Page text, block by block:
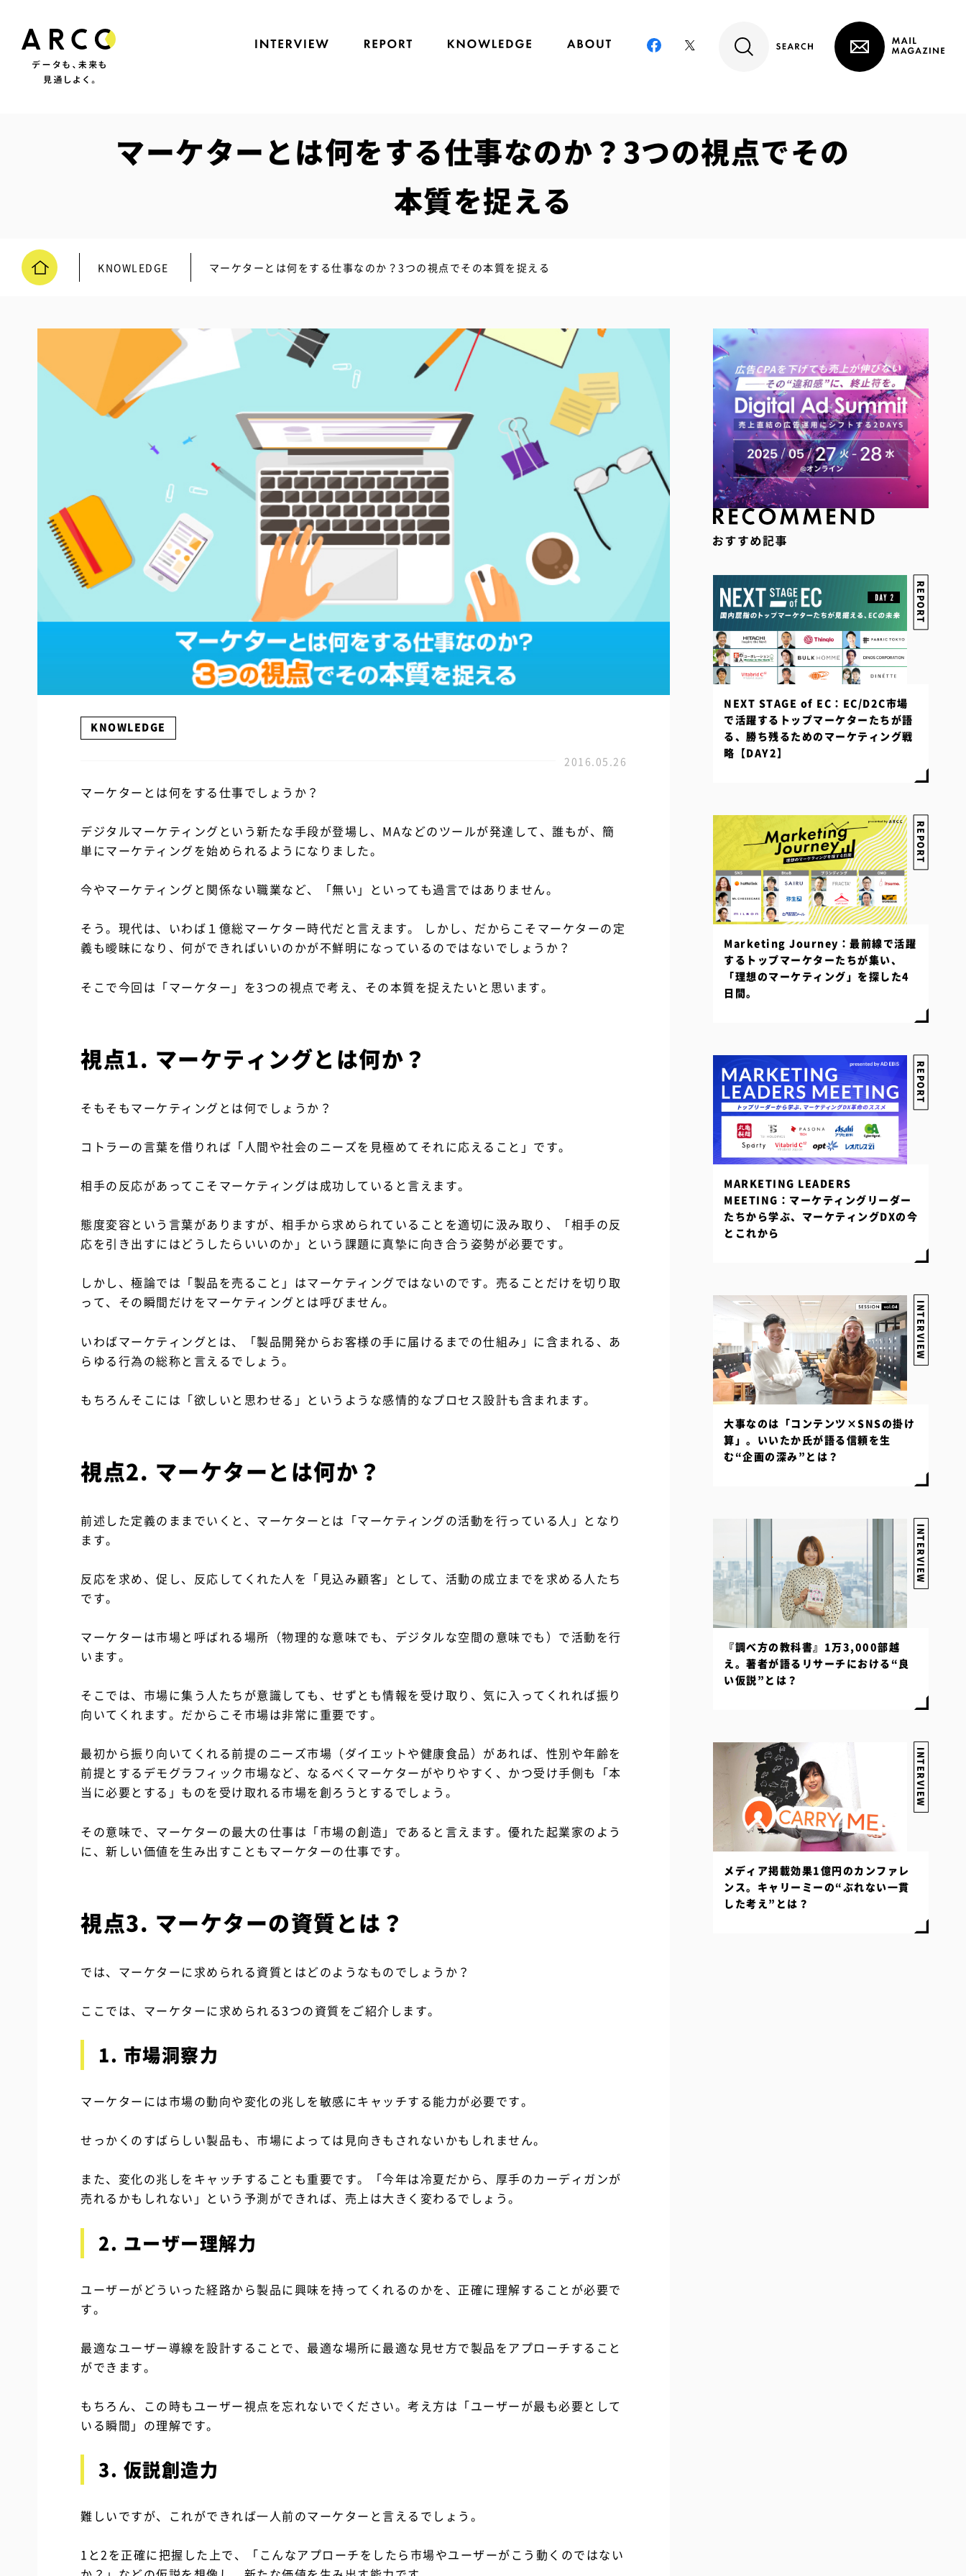
マーケターとは何をする仕事なのか？3つの視点でその
本質を捉える
KNOWLEDGE マーケターとは何をする仕事なのか？3つの視点でその本質を捉える
KNOWLEDGE
2016.05.26
マーケターとは何をする仕事でしょうか？
デジタルマーケティングという新たな手段が登場し、MAなどのツールが発達して、誰もが、簡
単にマーケティングを始められるようになりました。
今やマーケティングと関係ない職業など、「無い」といっても過言ではありません。
そう。現代は、いわば１億総マーケター時代だと言えます。 しかし、だからこそマーケターの定
義も曖昧になり、何ができればいいのかが不鮮明になっているのではないでしょうか？
そこで今回は「マーケター」を3つの視点で考え、その本質を捉えたいと思います。
視点1. マーケティングとは何か？
そもそもマーケティングとは何でしょうか？
コトラーの言葉を借りれば「人間や社会のニーズを見極めてそれに応えること」です。
相手の反応があってこそマーケティングは成功していると言えます。
態度変容という言葉がありますが、相手から求められていることを適切に汲み取り、「相手の反
応を引き出すにはどうしたらいいのか」という課題に真摯に向き合う姿勢が必要です。
しかし、極論では「製品を売ること」はマーケティングではないのです。売ることだけを切り取
って、その瞬間だけをマーケティングとは呼びません。
いわばマーケティングとは、「製品開発からお客様の手に届けるまでの仕組み」に含まれる、あ
らゆる行為の総称と言えるでしょう。
もちろんそこには「欲しいと思わせる」というような感情的なプロセス設計も含まれます。
視点2. マーケターとは何か？
前述した定義のままでいくと、マーケターとは「マーケティングの活動を行っている人」となり
ます。
反応を求め、促し、反応してくれた人を「見込み顧客」として、活動の成立までを求める人たち
です。
マーケターは市場と呼ばれる場所（物理的な意味でも、デジタルな空間の意味でも）で活動を行
います。
そこでは、市場に集う人たちが意識しても、せずとも情報を受け取り、気に入ってくれれば振り
向いてくれます。だからこそ市場は非常に重要です。
最初から振り向いてくれる前提のニーズ市場（ダイエットや健康食品）があれば、性別や年齢を
前提とするデモグラフィック市場など、なるべくマーケターがやりやすく、かつ受け手側も「本
当に必要とする」ものを受け取れる市場を創ろうとするでしょう。
その意味で、マーケターの最大の仕事は「市場の創造」であると言えます。優れた起業家のよう
に、新しい価値を生み出すこともマーケターの仕事です。
視点3. マーケターの資質とは？
では、マーケターに求められる資質とはどのようなものでしょうか？
ここでは、マーケターに求められる3つの資質をご紹介します。
1. 市場洞察力
マーケターには市場の動向や変化の兆しを敏感にキャッチする能力が必要です。
せっかくのすばらしい製品も、市場によっては見向きもされないかもしれません。
また、変化の兆しをキャッチすることも重要です。「今年は冷夏だから、厚手のカーディガンが
売れるかもしれない」という予測ができれば、売上は大きく変わるでしょう。
2. ユーザー理解力
ユーザーがどういった経路から製品に興味を持ってくれるのかを、正確に理解することが必要で
す。
最適なユーザー導線を設計することで、最適な場所に最適な見せ方で製品をアプローチすること
ができます。
もちろん、この時もユーザー視点を忘れないでください。考え方は「ユーザーが最も必要として
いる瞬間」の理解です。
3. 仮説創造力
難しいですが、これができれば一人前のマーケターと言えるでしょう。
1と2を正確に把握した上で、「こんなアプローチをしたら市場やユーザーがこう動くのではない
INTERVIEW
メディア掲載効果1億円のカンファレ
ンス。キャリーミーの“ぶれない一貫
した考え”とは？
INTERVIEW
『調べ方の教科書』1万3,000部越
え。著者が語るリサーチにおける“良
い仮説”とは？
INTERVIEW
大事なのは「コンテンツ×SNSの掛け
算」。いいたか氏が語る信頼を生
む“企画の深み”とは？
REPORT
MARKETING LEADERS
MEETING：マーケティングリーダー
たちから学ぶ、マーケティングDXの今
とこれから
REPORT
Marketing Journey：最前線で活躍
するトップマーケターたちが集い、
「理想のマーケティング」を探した4
日間。
REPORT
NEXT STAGE of EC：EC/D2C市場
で活躍するトップマーケターたちが語
る、勝ち残るためのマーケティング戦
略【DAY2】